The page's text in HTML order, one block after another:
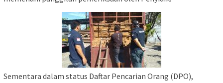
Sementara dalam status Daftar Pencarian Orang (DPO),